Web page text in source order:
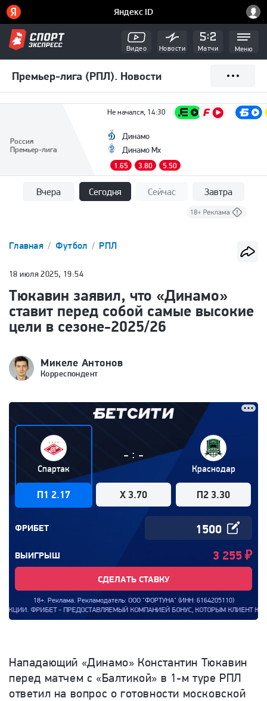
Видео Новости Матчи Меню
Премьер-лига (РПЛ). Новости
Россия
Премьер-лига
Не начался, 14:30
Динамо
Динамо Мх
1.65 3.80 5.50
Вчера Сегодня Сейчас Завтра
Главная Футбол РПЛ
18 июля 2025, 19:54
Тюкавин заявил, что «Динамо»
ставит перед собой самые высокие
цели в сезоне-2025/26
Микеле Антонов
Корреспондент
Спартак
П1 2.17
- : -
X 3.70
Краснодар
П2 3.30
ФРИБЕТ
ВЫИГРЫШ 3 255 ₽
СДЕЛАТЬ СТАВКУ
18+. Реклама. Рекламодатель: ООО "ФОРТУНА" (ИНН: 6164205110)
- ПРЕДОСТАВЛЯЕМЫЙ КОМПАНИЕЙ БОНУС, КОТОРЫМ КЛИЕНТ КОМПАНИИ
Нападающий «Динамо» Константин Тюкавин
перед матчем с «Балтикой» в 1-м туре РПЛ
ответил на вопрос о готовности московской